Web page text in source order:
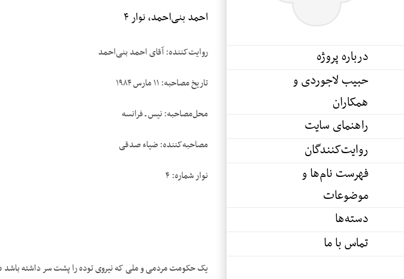
درباره پروژه
حبیب لاجوردی و
همکاران
راهنمای سایت
روایت‌کنندگان
فهرست نام‌ها و
موضوعات
دسته‌ها
تماس با ما
احمد بنی‌احمد، نوار ۴
روایت‌کننده: آقای احمد بنی‌احمد
تاریخ مصاحبه: ۱۱ مارس ۱۹۸۴
محل‌مصاحبه: نیس ـ فرانسه
مصاحبه‌کننده: ضیاء صدقی
نوار شماره: ۴
یک حکومت مردمی و ملی که نیروی توده را پشت سر داشته باشد